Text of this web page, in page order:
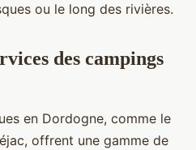
ou le long des rivières.
des campings
en Dordogne, comme le
offrent une gamme de